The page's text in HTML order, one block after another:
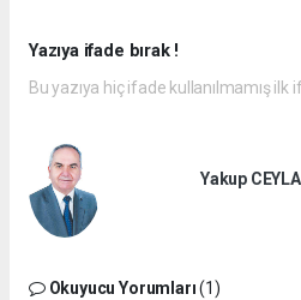
Yazıya ifade bırak !
Bu yazıya hiç ifade kullanılmamış ilk
Yakup
Okuyucu Yorumları(1)